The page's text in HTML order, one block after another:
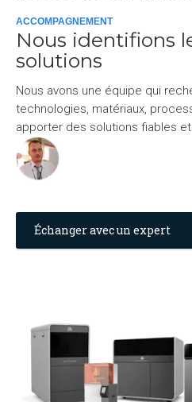
ACCOMPAGNEMENT
Nous identifions
solutions
Nous avons une équipe qui
technologies, matériaux,
apporter des solutions fiables
Échanger avec un expert